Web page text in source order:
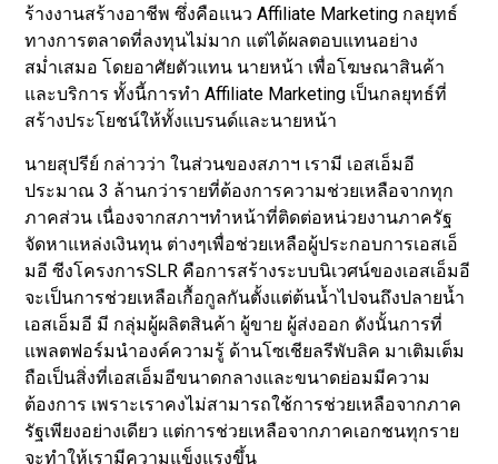
ร้างงานสร้างอาชีพ ซึ่งคือแนว Affiliate Marketing กลยุทธ์
ทางการตลาดที่ลงทุนไม่มาก แต่ได้ผลตอบแทนอย่าง
สม่ำเสมอ โดยอาศัยตัวแทน นายหน้า เพื่อโฆษณาสินค้า
และบริการ ทั้งนี้การทำ Affiliate Marketing เป็นกลยุทธ์ที่
สร้างประโยชน์ให้ทั้งแบรนด์และนายหน้า
นายสุปรีย์ กล่าวว่า ในส่วนของสภาฯ เรามี เอสเอ็มอี
ประมาณ 3 ล้านกว่ารายที่ต้องการความช่วยเหลือจากทุก
ภาคส่วน เนื่องจากสภาฯทำหน้าที่ติดต่อหน่วยงานภาครัฐ
จัดหาแหล่งเงินทุน ต่างๆเพื่อช่วยเหลือผู้ประกอบการเอสเอ็
มอี ซีงโครงการSLR คือการสร้างระบบนิเวศน์ของเอสเอ็มอี
จะเป็นการช่วยเหลือเกื้อกูลกันตั้งแต่ต้นน้ำไปจนถึงปลายน้ำ
เอสเอ็มอี มี กลุ่มผู้ผลิตสินค้า ผู้ขาย ผู้ส่งออก ดังนั้นการที่
แพลตฟอร์มนำองค์ความรู้ ด้านโซเชียลรีพับลิค มาเติมเต็ม
ถือเป็นสิ่งที่เอสเอ็มอีขนาดกลางและขนาดย่อมมีความ
ต้องการ เพราะเราคงไม่สามารถใช้การช่วยเหลือจากภาค
รัฐเพียงอย่างเดียว แต่การช่วยเหลือจากภาคเอกชนทุกราย
จะทำให้เรามีความแข็งแรงขึ้น